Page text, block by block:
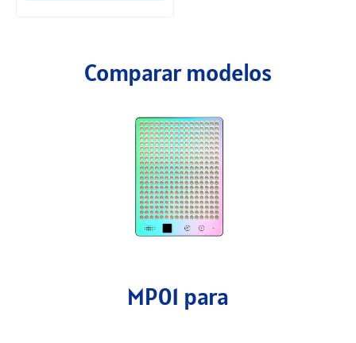
Comparar modelos
MP01 para